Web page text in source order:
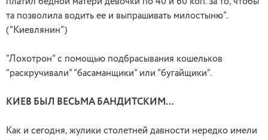
та позволила водить ее и выпрашивать милостыню”.
(“Киевлянин”)
“Лохотрон” с помощью подбрасывания кошельков
“раскручивали” “басаманщики” или “бугайщики”.
КИЕВ БЫЛ ВЕСЬМА БАНДИТСКИМ…
Как и сегодня, жулики столетней давности нередко имели